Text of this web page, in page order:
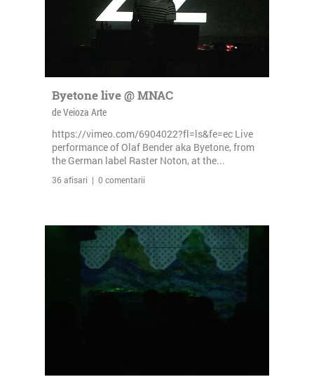
Byetone live @ MNAC
de Veioza Arte
https://vimeo.com/6904022?fl=ls&fe=ec Live
performance of Olaf Bender aka Byetone, from
the German label Raster Noton, at the...
36 afisari | 0 comentarii